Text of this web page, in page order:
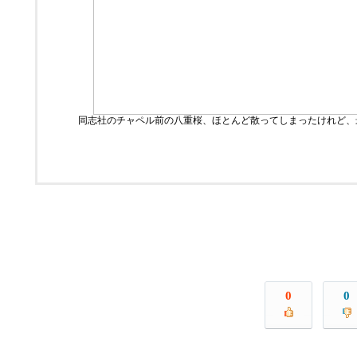
同志社のチャペル前の八重桜、ほとんど散ってしまったけれど
0 0